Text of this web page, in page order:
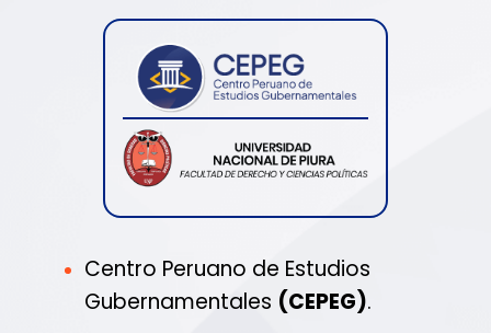
Centro Peruano de Estudios
Gubernamentales (CEPEG).